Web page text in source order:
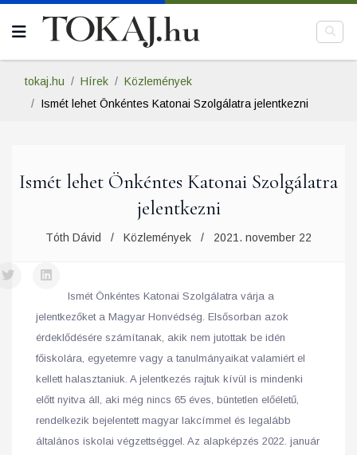
tokaj.hu Hírek
Közlemények
Ismét lehet Önkéntes Katonai Szolgálatra jelentkezni
Ismét lehet Önkéntes Katonai Szolgálatra
jelentkezni
Tóth Dávid Közlemények 2021. november 22
Ismét Önkéntes Katonai Szolgálatra várja a
jelentkezőket a Magyar Honvédség. Elsősorban azok
érdeklődésére számítanak, akik nem jutottak be idén
főiskolára, egyetemre vagy a tanulmányaikat valamiért el
kellett halasztaniuk. A jelentkezés rajtuk kívül is mindenki
előtt nyitva áll, aki még nincs 65 éves, büntetlen előéletű,
rendelkezik bejelentett magyar lakcímmel és legalább
általános iskolai végzettséggel. Az alapképzés 2022. január